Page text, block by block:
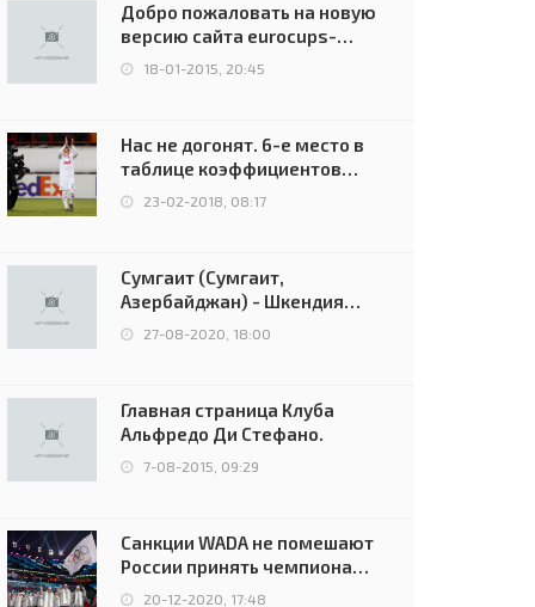
Добро пожаловать на новую
версию сайта eurocups-
uefa.ru
18-01-2015, 20:45
Нас не догонят. 6-е место в
таблице коэффициентов
УЕФА остаётся за Россией
23-02-2018, 08:17
Сумгаит (Сумгаит,
Азербайджан) - Шкендия
(Тетово, Северная
Македония) - 0:2 (0:0)
27-08-2020, 18:00
Главная страница Клуба
Альфредо Ди Стефано.
7-08-2015, 09:29
Санкции WADA не помешают
России принять чемпионат
Европы и финал Лиги
20-12-2020, 17:48